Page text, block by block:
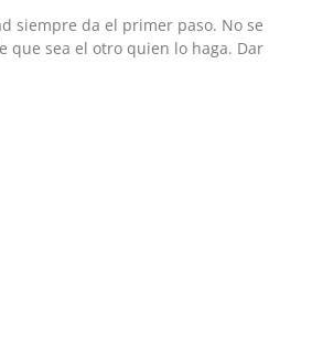
siempre da el primer paso. No se
que sea el otro quien lo haga. Dar